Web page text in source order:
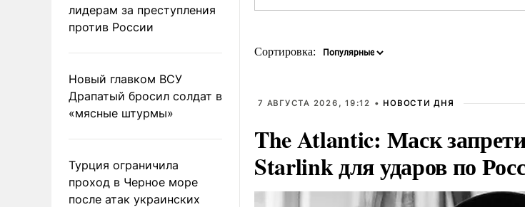
лидерам за преступления
против России
Новый главком ВСУ
Драпатый бросил солдат в
«мясные штурмы»
Турция ограничила
проход в Черное море
после атак украинских
Сортировка:
7 АВГУСТА 2026, 19:12 • НОВОСТИ ДНЯ
The Atlantic: Маск
Starlink для ударов по